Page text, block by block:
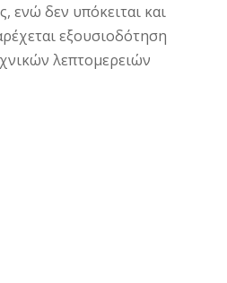
ενώ δεν υπόκειται και
εξουσιοδότηση
λεπτομερειών